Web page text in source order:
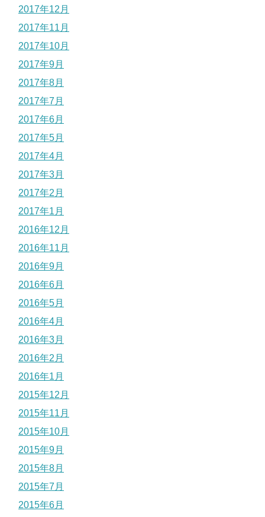
2017年12月
2017年11月
2017年10月
2017年9月
2017年8月
2017年7月
2017年6月
2017年5月
2017年4月
2017年3月
2017年2月
2017年1月
2016年12月
2016年11月
2016年9月
2016年6月
2016年5月
2016年4月
2016年3月
2016年2月
2016年1月
2015年12月
2015年11月
2015年10月
2015年9月
2015年8月
2015年7月
2015年6月